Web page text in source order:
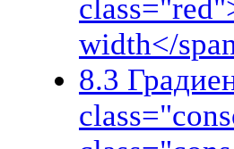
width</
8.3